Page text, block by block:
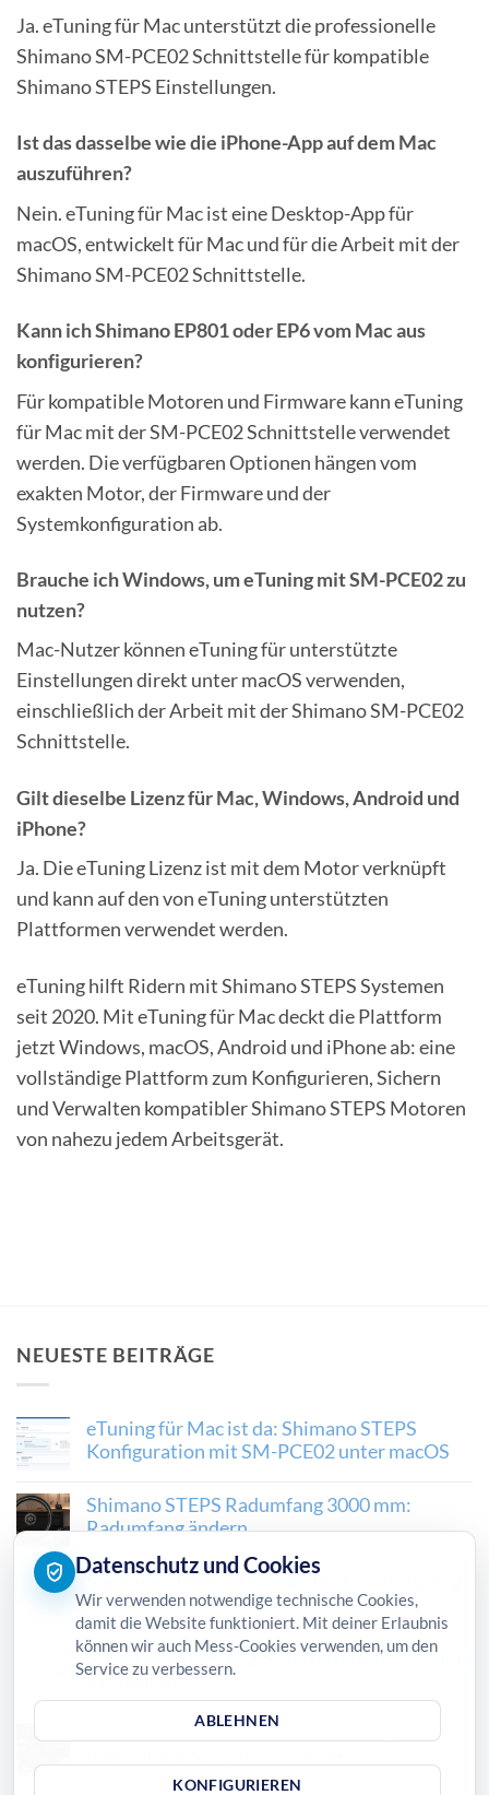
Ja. eTuning für Mac unterstützt die professionelle
Shimano SM-PCE02 Schnittstelle für kompatible
Shimano STEPS Einstellungen.
Ist das dasselbe wie die iPhone-App auf dem Mac
auszuführen?
Nein. eTuning für Mac ist eine Desktop-App für
macOS, entwickelt für Mac und für die Arbeit mit der
Shimano SM-PCE02 Schnittstelle.
Kann ich Shimano EP801 oder EP6 vom Mac aus
konfigurieren?
Für kompatible Motoren und Firmware kann eTuning
für Mac mit der SM-PCE02 Schnittstelle verwendet
werden. Die verfügbaren Optionen hängen vom
exakten Motor, der Firmware und der
Systemkonfiguration ab.
Brauche ich Windows, um eTuning mit SM-PCE02 zu
nutzen?
Mac-Nutzer können eTuning für unterstützte
Einstellungen direkt unter macOS verwenden,
einschließlich der Arbeit mit der Shimano SM-PCE02
Schnittstelle.
Gilt dieselbe Lizenz für Mac, Windows, Android und
iPhone?
Ja. Die eTuning Lizenz ist mit dem Motor verknüpft
und kann auf den von eTuning unterstützten
Plattformen verwendet werden.
eTuning hilft Ridern mit Shimano STEPS Systemen
seit 2020. Mit eTuning für Mac deckt die Plattform
jetzt Windows, macOS, Android und iPhone ab: eine
vollständige Plattform zum Konfigurieren, Sichern
und Verwalten kompatibler Shimano STEPS Motoren
von nahezu jedem Arbeitsgerät.
NEUESTE BEITRÄGE
eTuning für Mac ist da: Shimano STEPS
Konfiguration mit SM-PCE02 unter macOS
Shimano STEPS Radumfang 3000 mm:
Radumfang ändern
Shimano EP801, EP6 und EP500 mit eTuning
entdrosseln
Shimano SM-PCE02 Schnittstelle für eTuning
für Desktop
Neuen Shimano STEPS Motor konfigurieren:
Datenschutz und Cookies
Wir verwenden notwendige technische Cookies,
damit die Website funktioniert. Mit deiner Erlaubnis
können wir auch Mess-Cookies verwenden, um den
Service zu verbessern.
ABLEHNEN
KONFIGURIEREN